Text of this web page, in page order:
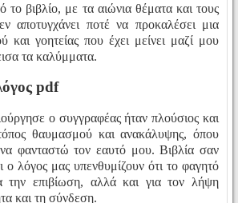
το βιβλίο, με τα αιώνια θέματα και τους
αποτυγχάνει ποτέ να προκαλέσει μια
και γοητείας που έχει μείνει μαζί μου
τα καλύμματα.
pdf
ο συγγραφέας ήταν πλούσιος και
θαυμασμού και ανακάλυψης, όπου
φανταστώ τον εαυτό μου. Βιβλία σαν
ο λόγος μας υπενθυμίζουν ότι το φαγητό
την επιβίωση, αλλά και για τον λήψη
και τη σύνδεση.